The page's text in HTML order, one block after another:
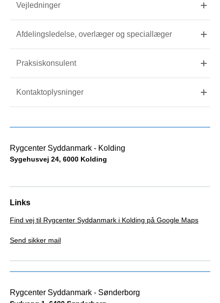
Vejledninger
Afdelingsledelse, overlæger og speciallæger
Praksiskonsulent
Kontaktoplysninger
Links
Find vej til Rygcenter Syddanmark i Kolding på Google Maps
Send sikker mail
Rygcenter Syddanmark - Kolding
Sygehusvej 24, 6000 Kolding
Rygcenter Syddanmark - Sønderborg